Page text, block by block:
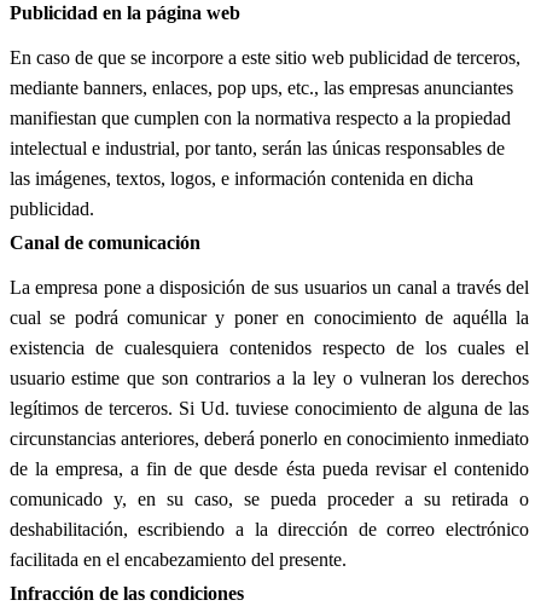
Publicidad en la página web
En caso de que se incorpore a este sitio web publicidad de terceros,
mediante banners, enlaces, pop ups, etc., las empresas anunciantes
manifiestan que cumplen con la normativa respecto a la propiedad
intelectual e industrial, por tanto, serán las únicas responsables de
las imágenes, textos, logos, e información contenida en dicha
publicidad.
Canal de comunicación
La empresa pone a disposición de sus usuarios un canal a través del
cual se podrá comunicar y poner en conocimiento de aquélla la
existencia de cualesquiera contenidos respecto de los cuales el
usuario estime que son contrarios a la ley o vulneran los derechos
legítimos de terceros. Si Ud. tuviese conocimiento de alguna de las
circunstancias anteriores, deberá ponerlo en conocimiento inmediato
de la empresa, a fin de que desde ésta pueda revisar el contenido
comunicado y, en su caso, se pueda proceder a su retirada o
deshabilitación, escribiendo a la dirección de correo electrónico
facilitada en el encabezamiento del presente.
Infracción de las condiciones